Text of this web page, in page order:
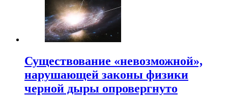
Существование «невозможной»,
нарушающей законы физики
черной дыры опровергнуто